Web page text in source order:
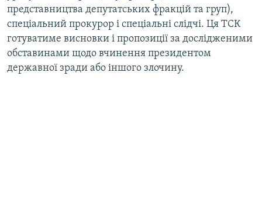
представництва депутатських фракцій та груп),
спеціальний прокурор і спеціальні слідчі. Ця ТСК
готуватиме висновки і пропозиції за дослідженими
обставинами щодо вчинення президентом
державної зради або іншого злочину.